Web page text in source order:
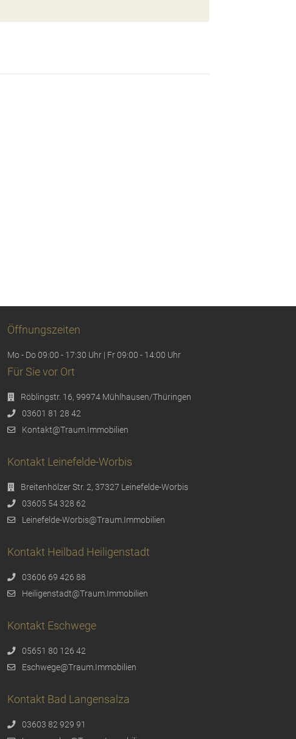
Öffnungszeiten
Mo - Do 09:00 - 17:30 Uhr | Fr 09:00 - 14:00 Uhr
Für Sie vor Ort
Röblingstr. 16, 99974 Mühlhausen/Thüringen
03601 81 28 42
Kontakt@Traum.Immobilien
Kontakt Leinefelde-Worbis
Breitenhölzer Str. 2, 37327 Leinefelde-Worbis
03605 54 328 62
Leinefelde-Worbis@Traum.Immobilien
Kontakt Heilbad Heiligenstadt
03606 69 426 88
Heiligenstadt@Traum.Immobilien
Kontakt Eschwege
05651 80 126 42
Eschwege@Traum.Immobilien
Kontakt Bad Langensalza
03603 82 929 91